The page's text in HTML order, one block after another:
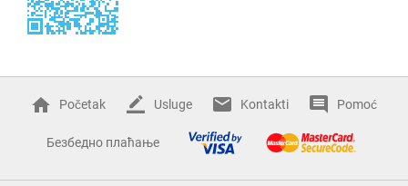
Početak Usluge Kontakti Pomoć
Безбедно плаћање